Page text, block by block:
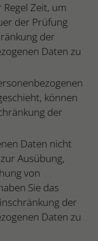
Zeit, um
der Prüfung
der
Daten zu
können
der
Daten nicht
Ausübung,
von
Sie das
der
Daten zu